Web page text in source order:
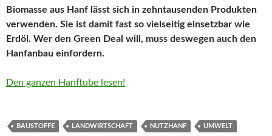
Biomasse aus Hanf lässt sich in zehntausenden Produkten
verwenden. Sie ist damit fast so vielseitig einsetzbar wie
Erdöl. Wer den Green Deal will, muss deswegen auch den
Hanfanbau einfordern.
Den ganzen Hanftube lesen!
BAUSTOFFE LANDWIRTSCHAFT NUTZHANF UMWELT